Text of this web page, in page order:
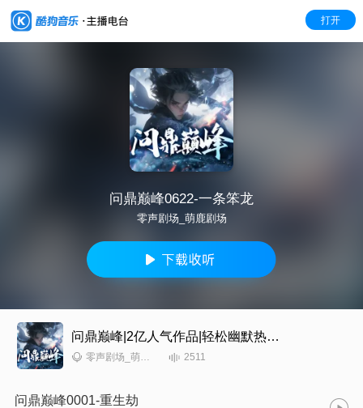
打开
问鼎巅峰0622-一条笨龙
零声剧场_萌鹿剧场
问鼎巅峰|2亿人气作品|轻松幽默热血古武玄幻爽文
零声剧场_萌鹿剧场 2511
问鼎巅峰0001-重生劫